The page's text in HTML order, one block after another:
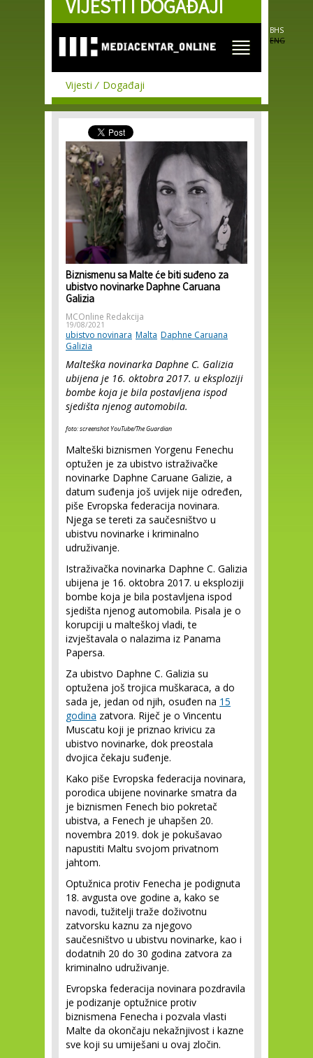
Skip to
main
VIJESTI I DOGAĐAJI
BHS
ENG
Vijesti Događaji
Biznismenu sa Malte će biti suđeno za
ubistvo novinarke Daphne Caruana
Galizia
MCOnline Redakcija
19/08/2021
ubistvo novinara Malta Daphne Caruana
Galizia
Malteška novinarka Daphne C. Galizia
ubijena je 16. oktobra 2017. u eksploziji
bombe koja je bila postavljena ispod
sjedišta njenog automobila.
foto: screenshot YouTube/The Guardian
Malteški biznismen Yorgenu Fenechu
optužen je za ubistvo istraživačke
novinarke Daphne Caruane Galizie, a
datum suđenja još uvijek nije određen,
piše Evropska federacija novinara.
Njega se tereti za saučesništvo u
ubistvu novinarke i kriminalno
udruživanje.
Istraživačka novinarka Daphne C. Galizia
ubijena je 16. oktobra 2017. u eksploziji
bombe koja je bila postavljena ispod
sjedišta njenog automobila. Pisala je o
korupciji u malteškoj vladi, te
izvještavala o nalazima iz Panama
Papersa.
Za ubistvo Daphne C. Galizia su
optužena još trojica muškaraca, a do
sada je, jedan od njih, osuđen na 15
godina zatvora. Riječ je o Vincentu
Muscatu koji je priznao krivicu za
ubistvo novinarke, dok preostala
dvojica čekaju suđenje.
Kako piše Evropska federacija novinara,
porodica ubijene novinarke smatra da
je biznismen Fenech bio pokretač
ubistva, a Fenech je uhapšen 20.
novembra 2019. dok je pokušavao
napustiti Maltu svojom privatnom
jahtom.
Optužnica protiv Fenecha je podignuta
18. avgusta ove godine a, kako se
navodi, tužitelji traže doživotnu
zatvorsku kaznu za njegovo
saučesništvo u ubistvu novinarke, kao i
dodatnih 20 do 30 godina zatvora za
kriminalno udruživanje.
Evropska federacija novinara pozdravila
je podizanje optužnice protiv
biznismena Fenecha i pozvala vlasti
Malte da okončaju nekažnjivost i kazne
sve koji su umiješani u ovaj zločin.